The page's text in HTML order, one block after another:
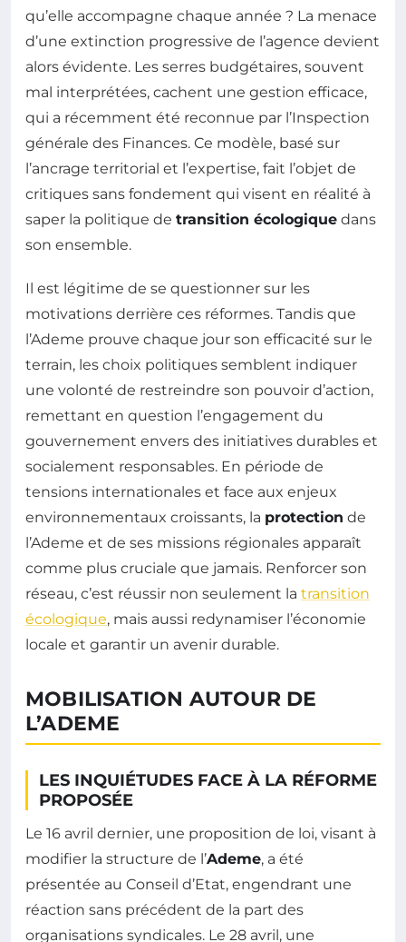
qu’elle accompagne chaque année ? La menace
d’une extinction progressive de l’agence devient
alors évidente. Les serres budgétaires, souvent
mal interprétées, cachent une gestion efficace,
qui a récemment été reconnue par l’Inspection
générale des Finances. Ce modèle, basé sur
l’ancrage territorial et l’expertise, fait l’objet de
critiques sans fondement qui visent en réalité à
saper la politique de transition écologique dans
son ensemble.
Il est légitime de se questionner sur les
motivations derrière ces réformes. Tandis que
l’Ademe prouve chaque jour son efficacité sur le
terrain, les choix politiques semblent indiquer
une volonté de restreindre son pouvoir d’action,
remettant en question l’engagement du
gouvernement envers des initiatives durables et
socialement responsables. En période de
tensions internationales et face aux enjeux
environnementaux croissants, la protection de
l’Ademe et de ses missions régionales apparaît
comme plus cruciale que jamais. Renforcer son
réseau, c’est réussir non seulement la transition
écologique, mais aussi redynamiser l’économie
locale et garantir un avenir durable.
MOBILISATION AUTOUR DE
L’ADEME
LES INQUIÉTUDES FACE À LA RÉFORME
PROPOSÉE
Le 16 avril dernier, une proposition de loi, visant à
modifier la structure de l’Ademe, a été
présentée au Conseil d’Etat, engendrant une
réaction sans précédent de la part des
organisations syndicales. Le 28 avril, une